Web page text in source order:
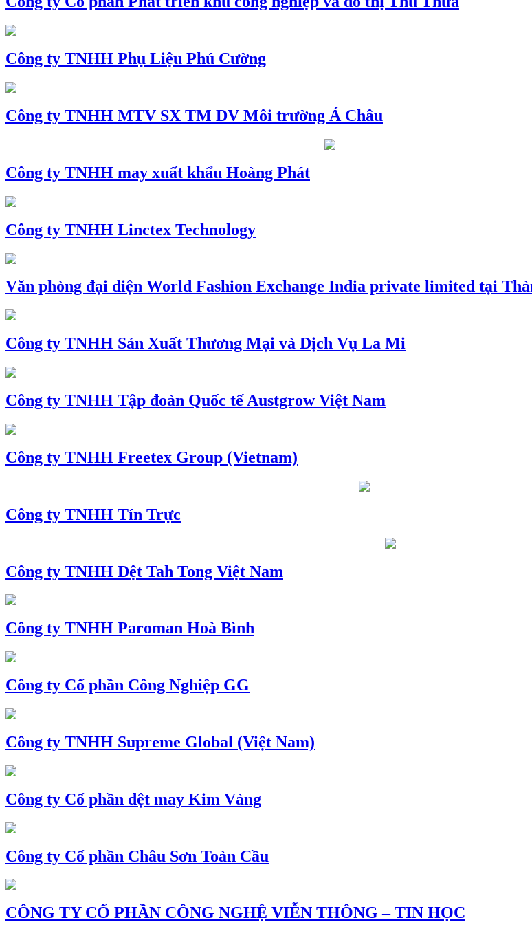
Công ty TNHH Phụ Liệu Phú Cường
Công ty TNHH MTV SX TM DV Môi trường Á Châu
Công ty TNHH may xuất khẩu Hoàng Phát
Công ty TNHH Linctex Technology
Văn phòng đại diện World Fashion Exchange India private limited tại
Công ty TNHH Sản Xuất Thương Mại và Dịch Vụ La Mi
Công ty TNHH Tập đoàn Quốc tế Austgrow Việt Nam
Công ty TNHH Freetex Group (Vietnam)
Công ty TNHH Tín Trực
Công ty TNHH Dệt Tah Tong Việt Nam
Công ty TNHH Paroman Hoà Bình
Công ty Cổ phần Công Nghiệp GG
Công ty TNHH Supreme Global (Việt Nam)
Công ty Cổ phần dệt may Kim Vàng
Công ty Cổ phần Châu Sơn Toàn Cầu
CÔNG TY CỔ PHẦN CÔNG NGHỆ VIỄN THÔNG – TIN HỌC